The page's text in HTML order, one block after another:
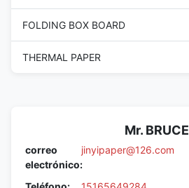
FOLDING BOX BOARD
THERMAL PAPER
Mr. BRUCE
correo
electrónico:
jinyipaper@126.com